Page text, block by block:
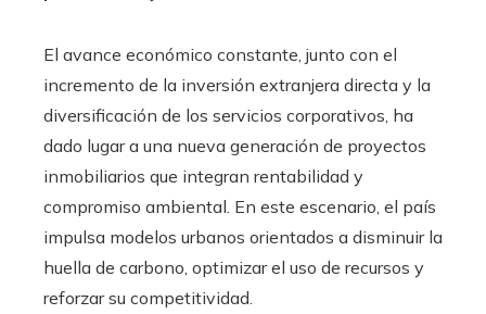
El avance económico constante, junto con el
incremento de la inversión extranjera directa y la
diversificación de los servicios corporativos, ha
dado lugar a una nueva generación de proyectos
inmobiliarios que integran rentabilidad y
compromiso ambiental. En este escenario, el país
impulsa modelos urbanos orientados a disminuir la
huella de carbono, optimizar el uso de recursos y
reforzar su competitividad.